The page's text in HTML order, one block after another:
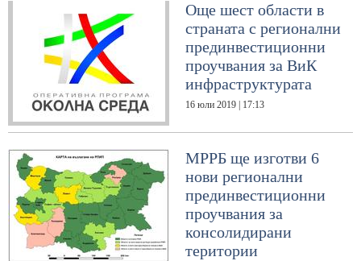
Още шест области в
страната с регионални
прединвестиционни
проучвания за ВиК
инфраструктурата
16 юли 2019 | 17:13
МРРБ ще изготви 6
нови регионални
прединвестиционни
проучвания за
консолидирани
територии